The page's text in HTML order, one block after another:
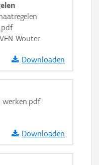
Wouter
Downloaden
werken.pdf
Downloaden